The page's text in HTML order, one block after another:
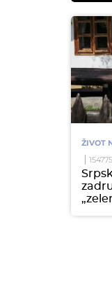
ŽIVOT